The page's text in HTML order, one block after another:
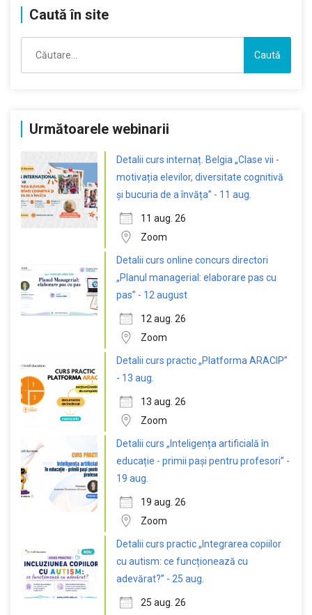
Caută în site
după:
Următoarele webinarii
Detalii curs internaț. Belgia „Clase vii -
motivația elevilor, diversitate cognitivă
și bucuria de a învăța” - 11 aug.
11 aug. 26
Zoom
Detalii curs online concurs directori
„Planul managerial: elaborare pas cu
pas” - 12 august
12 aug. 26
Zoom
Detalii curs practic „Platforma ARACIP”
- 13 aug.
13 aug. 26
Zoom
Detalii curs „Inteligența artificială în
educație - primii pași pentru profesori” -
19 aug.
19 aug. 26
Zoom
Detalii curs practic „Integrarea copiilor
cu autism: ce funcționează cu
adevărat?” - 25 aug.
25 aug. 26